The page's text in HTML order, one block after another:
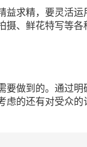
益求精，要灵活
、鲜花特写等
要做到的。通过
虑的还有对受众